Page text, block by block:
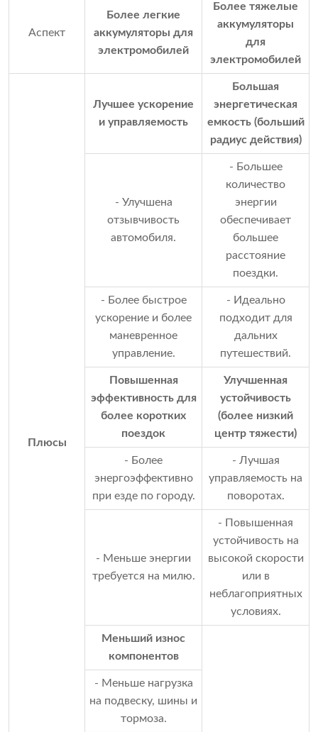
Аспект
Более легкие
аккумуляторы для
электромобилей
Более тяжелые
аккумуляторы
для
электромобилей
Плюсы
Лучшее ускорение
и управляемость
Большая
энергетическая
емкость (больший
радиус действия)
- Улучшена
отзывчивость
автомобиля.
- Большее
количество
энергии
обеспечивает
большее
расстояние
поездки.
- Более быстрое
ускорение и более
маневренное
управление.
- Идеально
подходит для
дальних
путешествий.
Повышенная
эффективность для
более коротких
поездок
Улучшенная
устойчивость
(более низкий
центр тяжести)
- Более
энергоэффективно
при езде по городу.
- Лучшая
управляемость на
поворотах.
- Меньше энергии
требуется на милю.
- Повышенная
устойчивость на
высокой скорости
или в
неблагоприятных
условиях.
Меньший износ
компонентов
- Меньше нагрузка
на подвеску, шины и
тормоза.